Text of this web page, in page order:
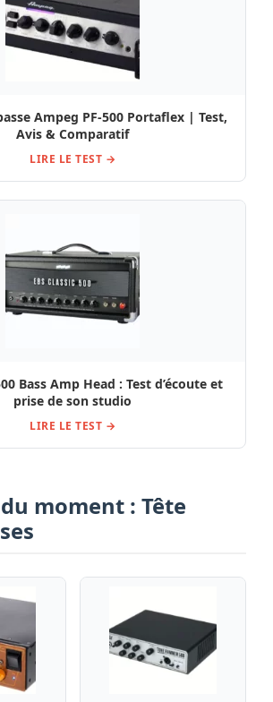
Ampeg PF-500 Portaflex | Test,
Avis & Comparatif
LIRE LE TEST →
Bass Amp Head : Test d’écoute et
prise de son studio
LIRE LE TEST →
moment : Tête